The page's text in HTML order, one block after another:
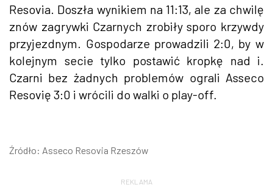
Resovia. Doszła wynikiem na 11:13, ale za chwilę
znów zagrywki Czarnych zrobiły sporo krzywdy
przyjezdnym. Gospodarze prowadzili 2:0, by w
kolejnym secie tylko postawić kropkę nad i.
Czarni bez żadnych problemów ograli Asseco
Resovię 3:0 i wrócili do walki o play-off.
Źródło: Asseco Resovia Rzeszów
REKLAMA